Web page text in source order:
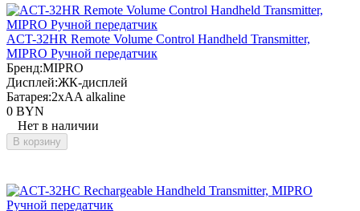
ACT-32HR Remote Volume Control Handheld Transmitter,
MIPRO Ручной передатчик
Бренд:MIPRO
Дисплей:ЖК-дисплей
Батарея:2xAA alkaline
0 BYN
Нет в наличии
В корзину